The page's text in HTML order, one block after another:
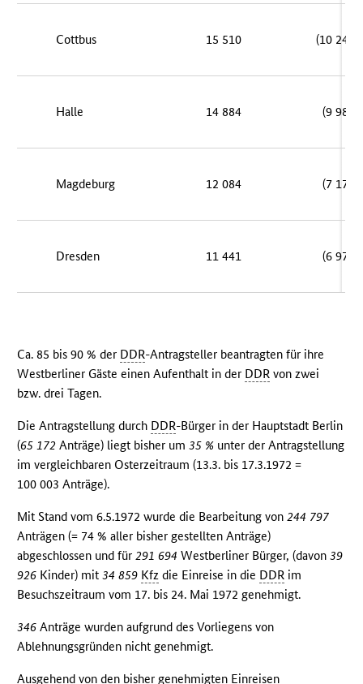
Cottbus 15 510 (10 249)
Halle 14 884 (9 986)
Magdeburg 12 084 (7 171)
Dresden 11 441 (6 975)
Ca. 85 bis 90 % der DDR-Antragsteller beantragten für ihre
Westberliner Gäste einen Aufenthalt in der DDR von zwei
bzw. drei Tagen.
Die Antragstellung durch DDR-Bürger in der Hauptstadt Berlin
(65 172 Anträge) liegt bisher um35 % unter der Antragstellung
im vergleichbaren Osterzeitraum (13.3. bis 17.3.1972 =
100 003 Anträge).
Mit Stand vom 6.5.1972 wurde die Bearbeitung von244 797
Anträgen (= 74 % aller bisher gestellten Anträge)
abgeschlossen und für291 694 Westberliner Bürger, (davon39
926 Kinder) mit34 859 Kfz die Einreise in die DDR im
Besuchszeitraum vom 17. bis 24. Mai 1972 genehmigt.
346 Anträge wurden aufgrund des Vorliegens von
Ablehnungsgründen nicht genehmigt.
Ausgehend von den bisher genehmigten Einreisen